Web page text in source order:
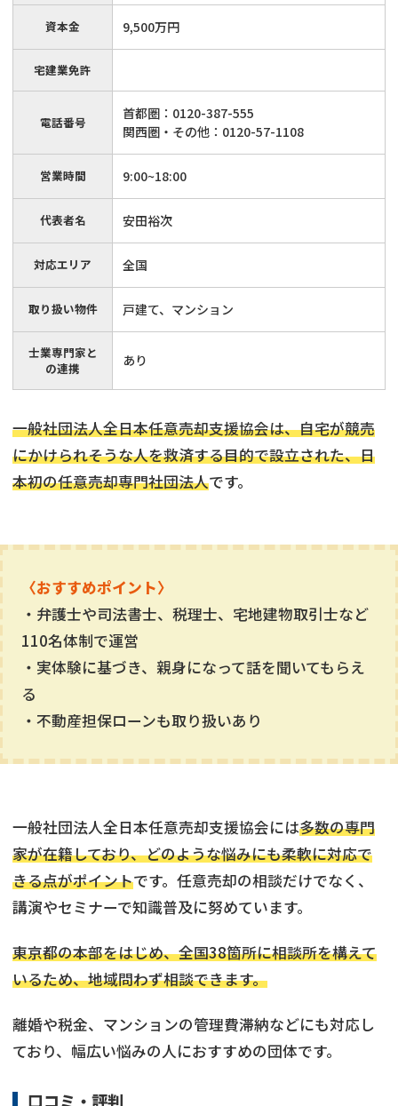
資本金 9,500万円
宅建業免許
電話番号
首都圏：0120-387-555
関西圏・その他：0120-57-1108
営業時間 9:00~18:00
代表者名 安田裕次
対応エリア 全国
取り扱い物件 戸建て、マンション
士業専門家と
の連携
あり
一般社団法人全日本任意売却支援協会は、自宅が競売
にかけられそうな人を救済する目的で設立された、日
本初の任意売却専門社団法人です。
〈おすすめポイント〉
・弁護士や司法書士、税理士、宅地建物取引士など
110名体制で運営
・実体験に基づき、親身になって話を聞いてもらえ
る
・不動産担保ローンも取り扱いあり
一般社団法人全日本任意売却支援協会には多数の専門
家が在籍しており、どのような悩みにも柔軟に対応で
きる点がポイントです。任意売却の相談だけでなく、
講演やセミナーで知識普及に努めています。
東京都の本部をはじめ、全国38箇所に相談所を構えて
いるため、地域問わず相談できます。
離婚や税金、マンションの管理費滞納などにも対応し
ており、幅広い悩みの人におすすめの団体です。
口コミ・評判